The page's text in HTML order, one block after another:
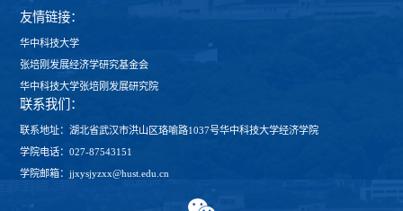
友情链接：
华中科技大学
张培刚发展经济学研究基金会
华中科技大学张培刚发展研究院
联系我们：
联系地址：湖北省武汉市洪山区珞喻路1037号华中科技大学经济学院
学院电话：027-87543151
学院邮箱：jjxysjyzxx@hust.edu.cn